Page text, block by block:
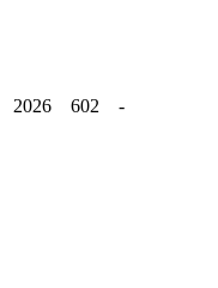
2026 602 -